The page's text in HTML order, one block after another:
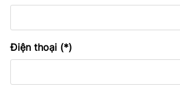
Điện thoại (*)